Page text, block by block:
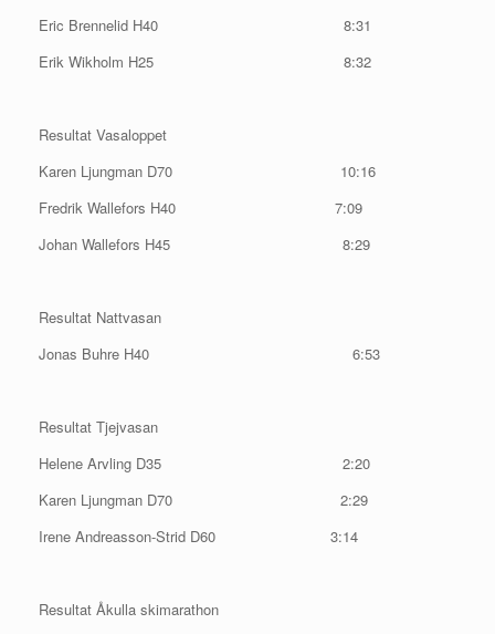
Eric Brennelid H40 8:31
Erik Wikholm H25 8:32
Resultat Vasaloppet
Karen Ljungman D70 10:16
Fredrik Wallefors H40 7:09
Johan Wallefors H45 8:29
Resultat Nattvasan
Jonas Buhre H40 6:53
Resultat Tjejvasan
Helene Arvling D35 2:20
Karen Ljungman D70 2:29
Irene Andreasson-Strid D60 3:14
Resultat Åkulla skimarathon